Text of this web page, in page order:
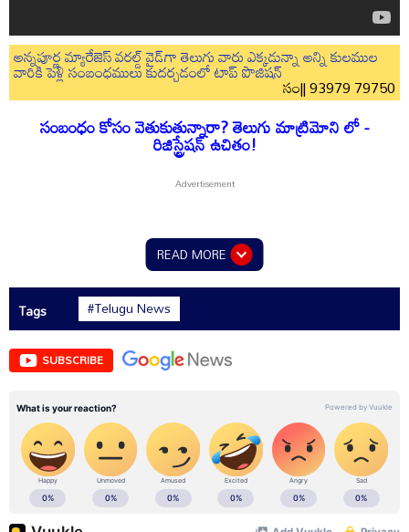
అన్నపూర్ణ మ్యారేజెస్ వరల్డ్ వైడ్‌గా తెలుగు వారు ఎక్కడున్నా అన్ని కులముల
వారికి పెళ్లి సంబంధములు కుదర్చడంలో టాప్ పొజిషన్
సం|| 93979 79750
సంబంధం కోసం వెతుకుతున్నారా? తెలుగు మాట్రిమోని లో -
రిజిస్ట్రేషన్ ఉచితం!
READ MORE
Tags #Telugu News
SUBSCRIBE